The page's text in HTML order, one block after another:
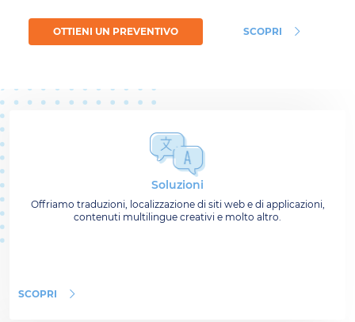
OTTIENI UN PREVENTIVO SCOPRI
Soluzioni
Offriamo traduzioni, localizzazione di siti web e di applicazioni,
contenuti multilingue creativi e molto altro.
SCOPRI